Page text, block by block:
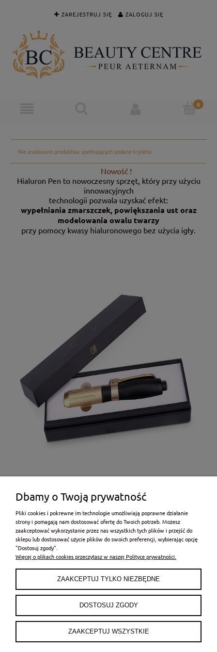
ZAREJESTRUJ SIĘ ZALOGUJ SIĘ
Nie znaleziono produktów spełniających podane kryteria.
Nowość !
Hialuron Pen to nowoczesny sprzęt, który przy użyciu
innowacyjnych
technologii pozwala uzyskać efekt:
wypełniania zmarszczek, powiększania ust oraz
modelowania owalu twarzy
przy pomocy kwasy hialuronowego bez użycia igły.
POMOC
PŁATNOŚCI I DOSTAWA
INFORMACJE
Dbamy o Twoją prywatność
Pliki cookies i pokrewne im technologie umożliwiają poprawne działanie
strony i pomagają nam dostosować ofertę do Twoich potrzeb. Możesz
zaakceptować wykorzystanie przez nas wszystkich tych plików i przejść do
sklepu lub dostosować użycie plików do swoich preferencji, wybierając opcję
"Dostosuj zgody".
Więcej o plikach cookies przeczytasz w naszej Polityce prywatności.
ZAAKCEPTUJ TYLKO NIEZBĘDNE
DOSTOSUJ ZGODY
ZAAKCEPTUJ WSZYSTKIE